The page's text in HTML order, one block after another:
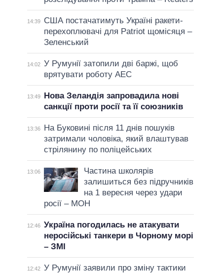
14:39
США постачатимуть Україні ракети-
перехоплювачі для Patriot щомісяця –
Зеленський
14:02 У Румунії затопили дві баржі, щоб
врятувати роботу АЕС
13:49
Нова Зеландія запровадила нові
санкції проти росії та її союзників
13:36
На Буковині після 11 днів пошуків
затримали чоловіка, який влаштував
стрілянину по поліцейських
13:06
Частина школярів
залишиться без підручників
на 1 вересня через удари
росії – МОН
12:46 Україна погодилась не атакувати
неросійські танкери в Чорному морі
– ЗМІ
12:42 У Румунії заявили про зміну тактики